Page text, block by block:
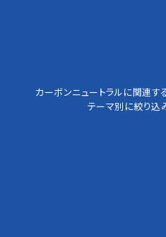
カーボンニュートラルに関連す
テーマ別に絞り込